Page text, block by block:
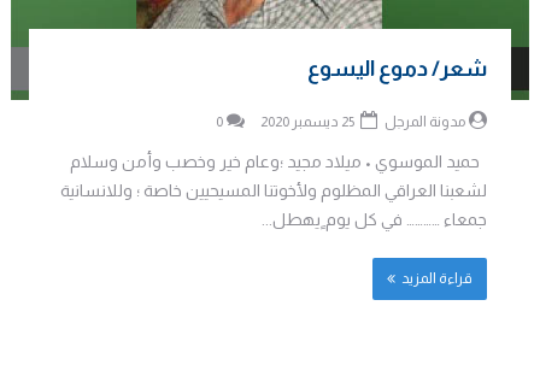
شعر/ دموع اليسوع
مدونة المرجل 0
حميد الموسوي • ميلاد مجيد ؛وعام خير وخصب وأمن وسلام
لشعبنا العراقي المظلوم ولأخوتنا المسيحيين خاصة ؛ وللانسانية
جمعاء ………… في كل يوم ٍيهطل...
قراءة المزيد